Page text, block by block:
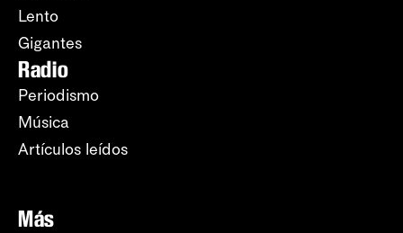
Lento
Gigantes
Radio
Periodismo
Música
Artículos leídos
Más